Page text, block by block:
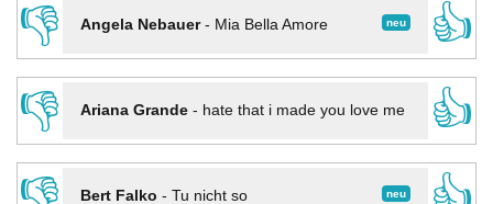
👎 neu
Angela Nebauer- Mia Bella Amore
👍
👎
Ariana Grande- hate that i made you love me
👍
neu
Bert Falko - Tu nicht so